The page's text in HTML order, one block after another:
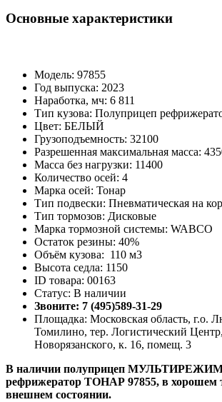
Основные характеристики
Модель: 97855
Год выпуска: 2023
Наработка, мч: 6 811
Тип кузова: Полуприцеп
Цвет: БЕЛЫЙ
Грузоподъемность: 32100
Разрешенная максимальная масса:
Масса без нагрузки: 11400
Количество осей: 4
Марка осей: Тонар
Тип подвески: Пневматическая на
Тип тормозов: Дисковые
Марка тормозной системы: WABCO
Остаток резины: 40%
Объём кузова: 110 м3
Высота седла: 1150
ID товара: 00163
Статус: В наличии
Звоните: 7 (495)589-31-29
Площадка: Московская область, г.о.
Томилино, тер. Логистический
Новорязанского, к. 16, помещ. 3
В наличии полуприцеп
рефрижератор ТОНАР 97855, в хорошем
внешнем состоянии.